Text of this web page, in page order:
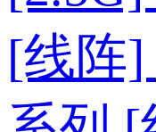
[线阵]